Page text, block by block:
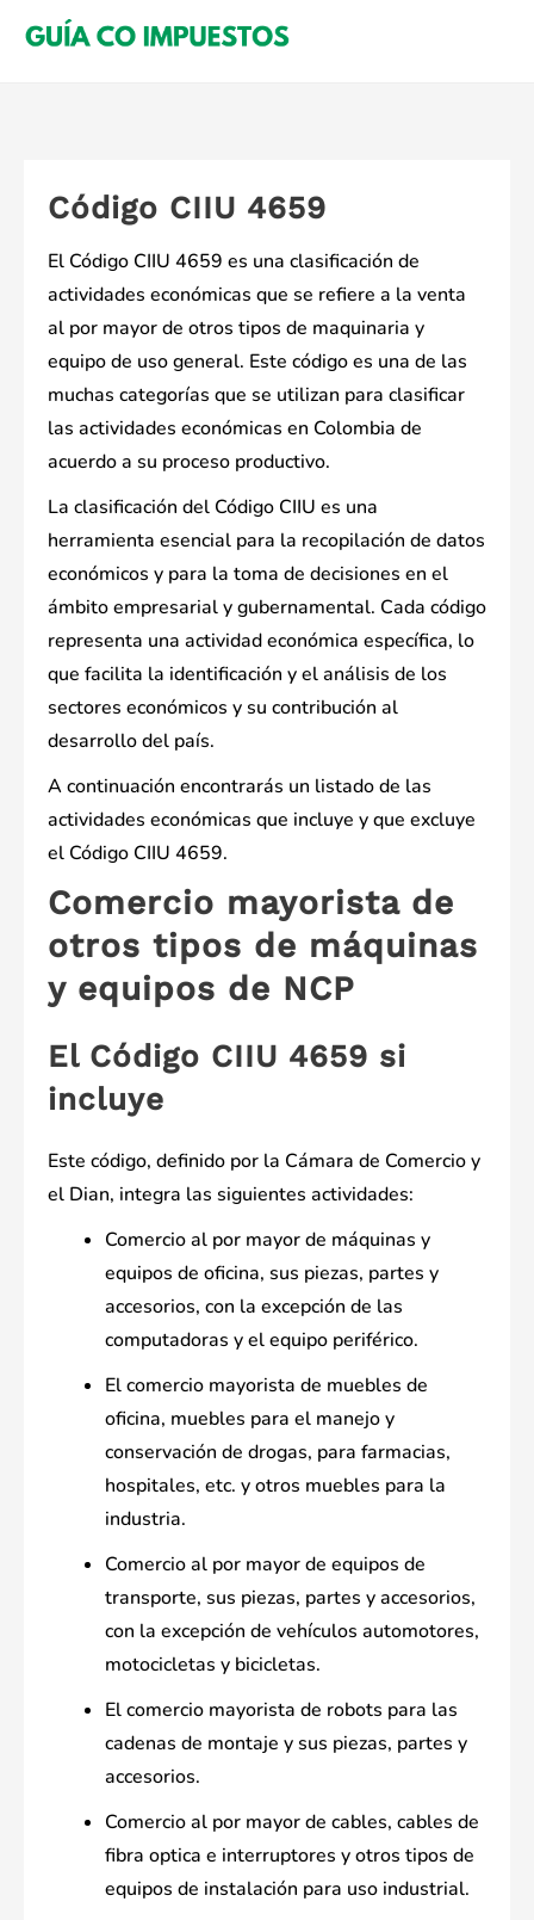
Código CIIU 4659
El Código CIIU 4659 es una clasificación de
actividades económicas que se refiere a la venta
al por mayor de otros tipos de maquinaria y
equipo de uso general. Este código es una de las
muchas categorías que se utilizan para clasificar
las actividades económicas en Colombia de
acuerdo a su proceso productivo.
La clasificación del Código CIIU es una
herramienta esencial para la recopilación de datos
económicos y para la toma de decisiones en el
ámbito empresarial y gubernamental. Cada código
representa una actividad económica específica, lo
que facilita la identificación y el análisis de los
sectores económicos y su contribución al
desarrollo del país.
A continuación encontrarás un listado de las
actividades económicas que incluye y que excluye
el Código CIIU 4659.
Comercio mayorista de
otros tipos de máquinas
y equipos de NCP
El Código CIIU 4659 si
incluye
Este código, definido por la Cámara de Comercio y
el Dian, integra las siguientes actividades:
Comercio al por mayor de máquinas y
equipos de oficina, sus piezas, partes y
accesorios, con la excepción de las
computadoras y el equipo periférico.
El comercio mayorista de muebles de
oficina, muebles para el manejo y
conservación de drogas, para farmacias,
hospitales, etc. y otros muebles para la
industria.
Comercio al por mayor de equipos de
transporte, sus piezas, partes y accesorios,
con la excepción de vehículos automotores,
motocicletas y bicicletas.
El comercio mayorista de robots para las
cadenas de montaje y sus piezas, partes y
accesorios.
Comercio al por mayor de cables, cables de
fibra optica e interruptores y otros tipos de
equipos de instalación para uso industrial.